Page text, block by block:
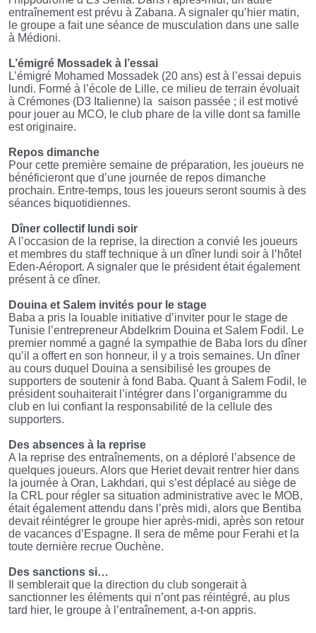
entraînement est prévu à Zabana. A signaler qu’hier matin,
le groupe a fait une séance de musculation dans une salle
à Médioni.
L’émigré Mossadek à l’essai
L’émigré Mohamed Mossadek (20 ans) est à l’essai depuis
lundi. Formé à l’école de Lille, ce milieu de terrain évoluait
à Crémones (D3 Italienne) la saison passée ; il est motivé
pour jouer au MCO, le club phare de la ville dont sa famille
est originaire.
Repos dimanche
Pour cette première semaine de préparation, les joueurs ne
bénéficieront que d’une journée de repos dimanche
prochain. Entre-temps, tous les joueurs seront soumis à des
séances biquotidiennes.
Dîner collectif lundi soir
A l’occasion de la reprise, la direction a convié les joueurs
et membres du staff technique à un dîner lundi soir à l’hôtel
Eden-Aéroport. A signaler que le président était également
présent à ce dîner.
Douina et Salem invités pour le stage
Baba a pris la louable initiative d’inviter pour le stage de
Tunisie l’entrepreneur Abdelkrim Douina et Salem Fodil. Le
premier nommé a gagné la sympathie de Baba lors du dîner
qu’il a offert en son honneur, il y a trois semaines. Un dîner
au cours duquel Douina a sensibilisé les groupes de
supporters de soutenir à fond Baba. Quant à Salem Fodil, le
président souhaiterait l’intégrer dans l’organigramme du
club en lui confiant la responsabilité de la cellule des
supporters.
Des absences à la reprise
A la reprise des entraînements, on a déploré l’absence de
quelques joueurs. Alors que Heriet devait rentrer hier dans
la journée à Oran, Lakhdari, qui s’est déplacé au siège de
la CRL pour régler sa situation administrative avec le MOB,
était également attendu dans l’près midi, alors que Bentiba
devait réintégrer le groupe hier après-midi, après son retour
de vacances d’Espagne. Il sera de même pour Ferahi et la
toute dernière recrue Ouchène.
Des sanctions si…
Il semblerait que la direction du club songerait à
sanctionner les éléments qui n’ont pas réintégré, au plus
tard hier, le groupe à l’entraînement, a-t-on appris.